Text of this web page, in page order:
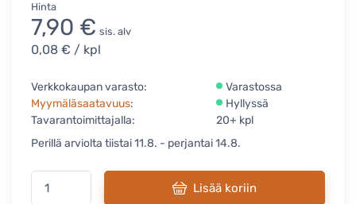
Hinta
7,90 € sis. alv
0,08 € / kpl
Verkkokaupan varasto:
Varastossa
Myymäläsaatavuus:
Hyllyssä
Tavarantoimittajalla:
20+ kpl
Perillä arviolta tiistai 11.8. - perjantai 14.8.
Lisää koriin